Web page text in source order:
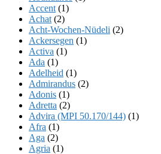
Accent (1)
Achat (2)
Acht-Wochen-Nüdeli (2)
Ackersegen (1)
Activa (1)
Ada (1)
Adelheid (1)
Admirandus (2)
Adonis (1)
Adretta (2)
Advira (MPI 50.170/144) (1)
Afra (1)
Aga (2)
Agria (1)